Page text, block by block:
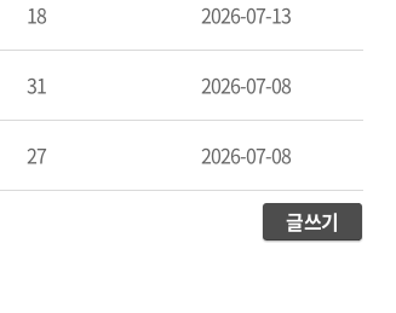
18 2026-07-13
31 2026-07-08
27 2026-07-08
글쓰기